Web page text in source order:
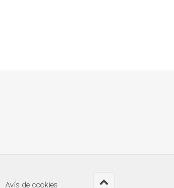
Avís de cookies